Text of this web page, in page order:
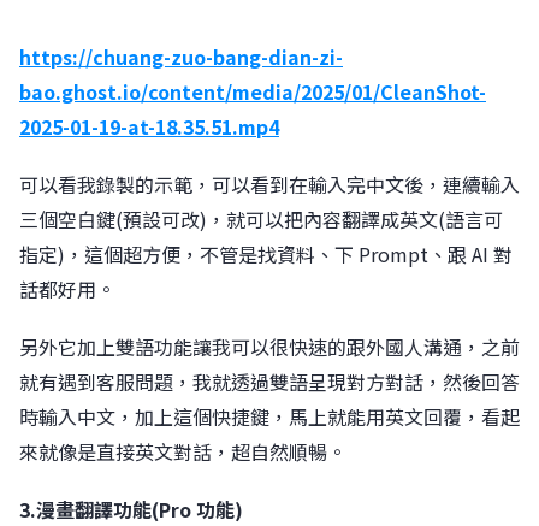
https://chuang-zuo-bang-dian-zi-
bao.ghost.io/content/media/2025/01/CleanShot-
2025-01-19-at-18.35.51.mp4
可以看我錄製的示範，可以看到在輸入完中文後，連續輸入
三個空白鍵(預設可改)，就可以把內容翻譯成英文(語言可
指定)，這個超方便，不管是找資料、下 Prompt、跟 AI 對
話都好用。
另外它加上雙語功能讓我可以很快速的跟外國人溝通，之前
就有遇到客服問題，我就透過雙語呈現對方對話，然後回答
時輸入中文，加上這個快捷鍵，馬上就能用英文回覆，看起
來就像是直接英文對話，超自然順暢。
3.漫畫翻譯功能(Pro 功能)